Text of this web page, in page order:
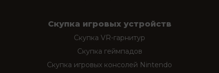
Скупка игровых устройств
Скупка VR-гарнитур
Скупка геймпадов
Скупка игровых консолей Nintendo